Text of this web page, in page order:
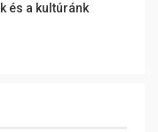
és a kultúránk